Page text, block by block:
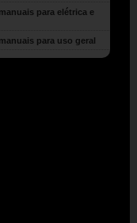
para elétrica e
para uso geral